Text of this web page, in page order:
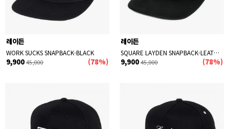
레이든
WORK SUCKS SNAPBACK-BLACK
9,900 45,000 (78%)
레이든
SQUARE LAYDEN SNAPBACK-LEATHER
9,900 45,000 (78%)